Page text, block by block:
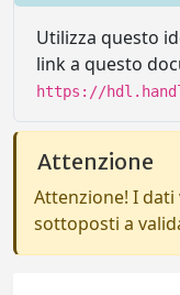
Utilizza questo
link a questo
https://
Attenzione
Attenzione! I
sottoposti a